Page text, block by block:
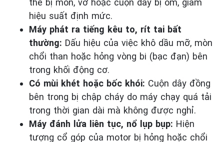
thể bị mòn, vỡ hoặc cuộn dây bị om, giảm
hiệu suất định mức.
Máy phát ra tiếng kêu to, rít tai bất
thường: Dấu hiệu của việc khô dầu mỡ, mòn
chổi than hoặc hỏng vòng bi (bạc đạn) bên
trong khối động cơ.
Có mùi khét hoặc bốc khói: Cuộn dây đồng
bên trong bị chập cháy do máy chạy quá tải
trong thời gian dài mà không được nghỉ.
Máy đánh lửa liên tục, nổ lụp bụp: Hiện
tượng cổ góp của motor bị hỏng hoặc chổi